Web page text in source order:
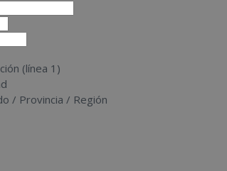
(línea 1)
/ Provincia / Región